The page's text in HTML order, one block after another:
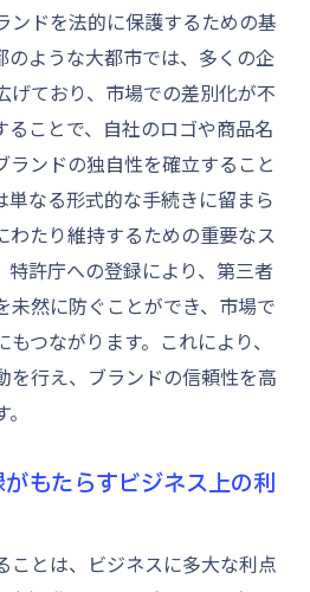
ンドを法的に保護するための基
のような大都市では、多くの企
げており、市場での差別化が不
ることで、自社のロゴや商品名
ランドの独自性を確立すること
単なる形式的な手続きに留まら
わたり維持するための重要なス
特許庁への登録により、第三者
未然に防ぐことができ、市場で
つながります。これにより、
を行え、ブランドの信頼性を高
もたらすビジネス上の利
ことは、ビジネスに多大な利点